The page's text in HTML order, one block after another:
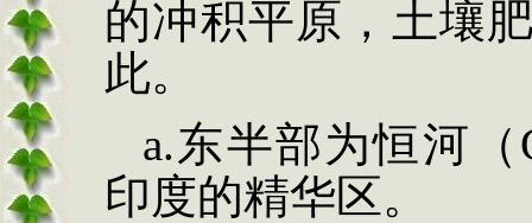
的冲积平原，土壤
此。
a.东半部为恒河（
印度的精华区。